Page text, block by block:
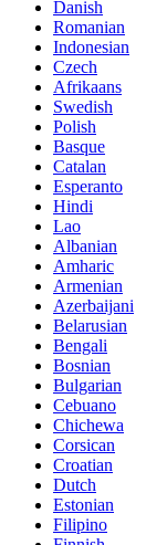
Danish
Romanian
Indonesian
Czech
Afrikaans
Swedish
Polish
Basque
Catalan
Esperanto
Hindi
Lao
Albanian
Amharic
Armenian
Azerbaijani
Belarusian
Bengali
Bosnian
Bulgarian
Cebuano
Chichewa
Corsican
Croatian
Dutch
Estonian
Filipino